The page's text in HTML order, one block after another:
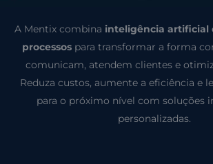
A Mentix combina inteligência artificial
processospara transformar a forma
comunicam, atendem clientes e
Reduza custos, aumente a eficiência e
para o próximo nível com soluções
personalizadas.